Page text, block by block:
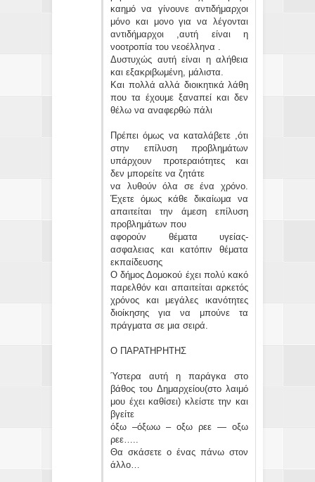
καημό να γίνουνε αντιδήμαρχοι
μόνο και μονο για να λέγονται
αντιδήμαρχοι ,αυτή είναι η
νοοτροπία του νεοέλληνα .
Δυστυχώς αυτή είναι η αλήθεια
και εξακριβωμένη, μάλιστα.
Και πολλά αλλά διοικητικά λάθη
που τα έχουμε ξαναπεί και δεν
θέλω να αναφερθώ πάλι
Πρέπει όμως να καταλάβετε ,ότι
στην επίλυση προβλημάτων
υπάρχουν προτεραιότητες και
δεν μπορείτε να ζητάτε
να λυθούν όλα σε ένα χρόνο.
Έχετε όμως κάθε δικαίωμα να
απαιτείται την άμεση επίλυση
προβλημάτων που
αφορούν θέματα υγείας-
ασφαλειας και κατόπιν θέματα
εκπαίδευσης
Ο δήμος Δομοκού έχει πολύ κακό
παρελθόν και απαιτείται αρκετός
χρόνος και μεγάλες ικανότητες
διοίκησης για να μπούνε τα
πράγματα σε μια σειρά.
Ο ΠΑΡΑΤΗΡΗΤΗΣ
Ύστερα αυτή η παράγκα στο
βάθος του Δημαρχείου(στο λαιμό
μου έχει καθίσει) κλείστε την και
βγείτε
όξω –όξωω – οξω ρεε — οξω
ρεε…..
Θα σκάσετε ο ένας πάνω στον
άλλο…